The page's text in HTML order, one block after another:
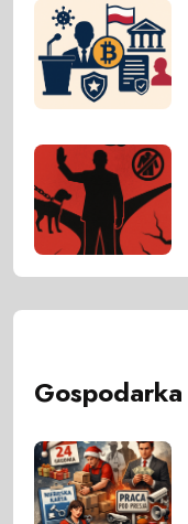
Gospodarka